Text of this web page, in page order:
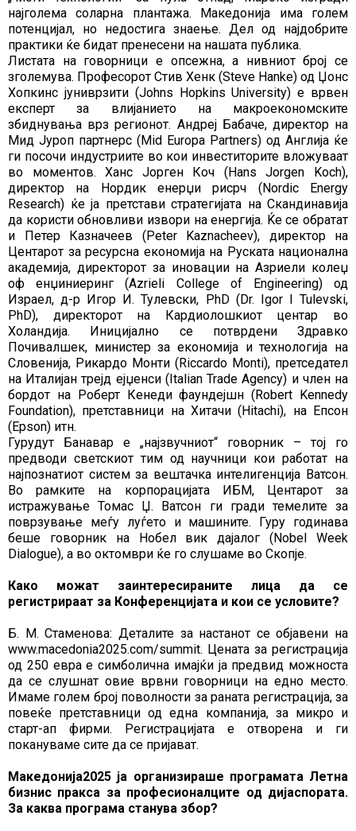
најголема соларна плантажа. Македонија има голем
потенцијал, но недостига знаење. Дел од најдобрите
практики ќе бидат пренесени на нашата публика.
Листата на говорници е опсежна, а нивниот број се
зголемува. Професорот Стив Хенк (Steve Hanke) од Џонс
Хопкинс јуниврзити (Johns Hopkins University) е врвен
експерт за влијанието на макроекономските
збиднувања врз регионот. Андреј Бабаче, директор на
Мид Јуроп партнерс (Mid Europa Partners) од Англија ќе
ги посочи индустриите во кои инвеститорите вложуваат
во моментов. Ханс Јорген Коч (Hans Jorgen Koch),
директор на Нордик енерџи рисрч (Nordic Energy
Research) ќе ја претстави стратегијата на Скандинавија
да користи обновливи извори на енергија. Ќе се обратат
и Петер Казначеев (Peter Kaznacheev), директор на
Центарот за ресурсна економија на Руската национална
академија, директорот за иновации на Азриели колеџ
оф енџиниеринг (Azrieli College of Engineering) од
Израел, д-р Игор И. Тулевски, PhD (Dr. Igor I Tulevski,
PhD), директорот на Кардиолошкиот центар во
Холандија. Иницијално се потврдени Здравко
Почивалшек, министер за економија и технологија на
Словенија, Рикардо Монти (Riccardo Monti), претседател
на Италијан трејд ејџенси (Italian Trade Agency) и член на
бордот на Роберт Кенеди фаундејшн (Robert Kennedy
Foundation), претставници на Хитачи (Hitachi), на Епсон
(Epson) итн.
Гурудут Банавар е „најзвучниот“ говорник – тој го
предводи светскиот тим од научници кои работат на
најпознатиот систем за вештачка интелигенција Ватсон.
Во рамките на корпорацијата ИБМ, Центарот за
истражување Томас Џ. Ватсон ги гради темелите за
поврзување меѓу луѓето и машините. Гуру годинава
беше говорник на Нобел вик дајалог (Nobel Week
Dialogue), а во октомври ќе го слушаме во Скопје.
Како можат заинтересираните лица да се
регистрираат за Конференцијата и кои се условите?
Б. М. Стаменова: Деталите за настанот се објавени на
www.macedonia2025.com/summit. Цената за регистрација
од 250 евра е симболична имајќи ја предвид можноста
да се слушнат овие врвни говорници на едно место.
Имаме голем број поволности за раната регистрација, за
повеќе претставници од една компанија, за микро и
старт-ап фирми. Регистрацијата е отворена и ги
покануваме сите да се пријават.
Македонија2025 ја организираше програмата Летна
бизнис пракса за професионалците од дијаспората.
За каква програма станува збор?